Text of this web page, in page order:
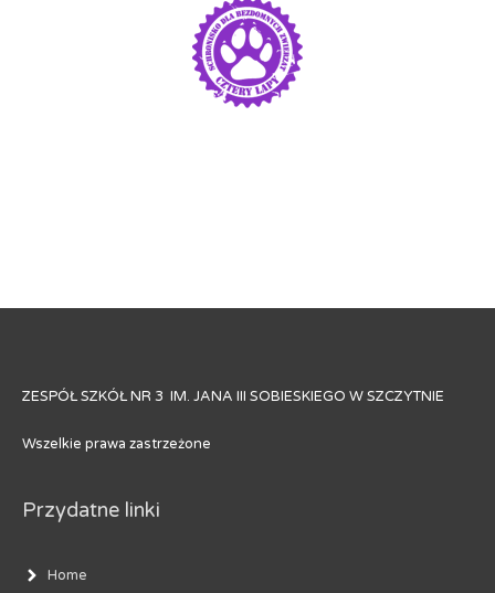
ZESPÓŁ SZKÓŁ NR 3 IM. JANA III SOBIESKIEGO W SZCZYTNIE
Wszelkie prawa zastrzeżone
Przydatne linki
Home